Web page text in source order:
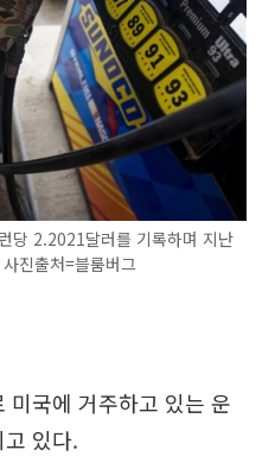
당 2.2021달러를 기록하며 지난
진출처=블룸버그
미국에 거주하고 있는 운
있다.